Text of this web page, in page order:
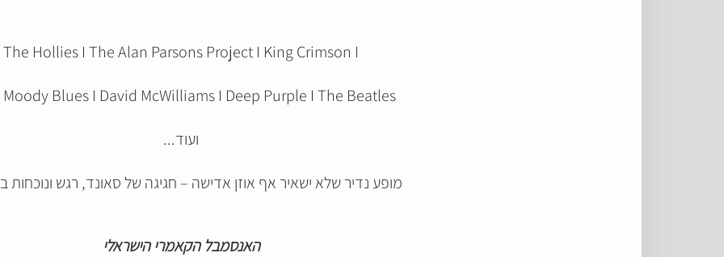
The Hollies I The Alan Parsons Project I King Crimson I
Blues I David McWilliams I Deep Purple I The Beatles |
ועוד...
מופע נדיר שלא ישאיר אף אוזן אדישה – חגיגה של סאונד, רגש ונוכחות
האנסמבל הקאמרי הישראלי